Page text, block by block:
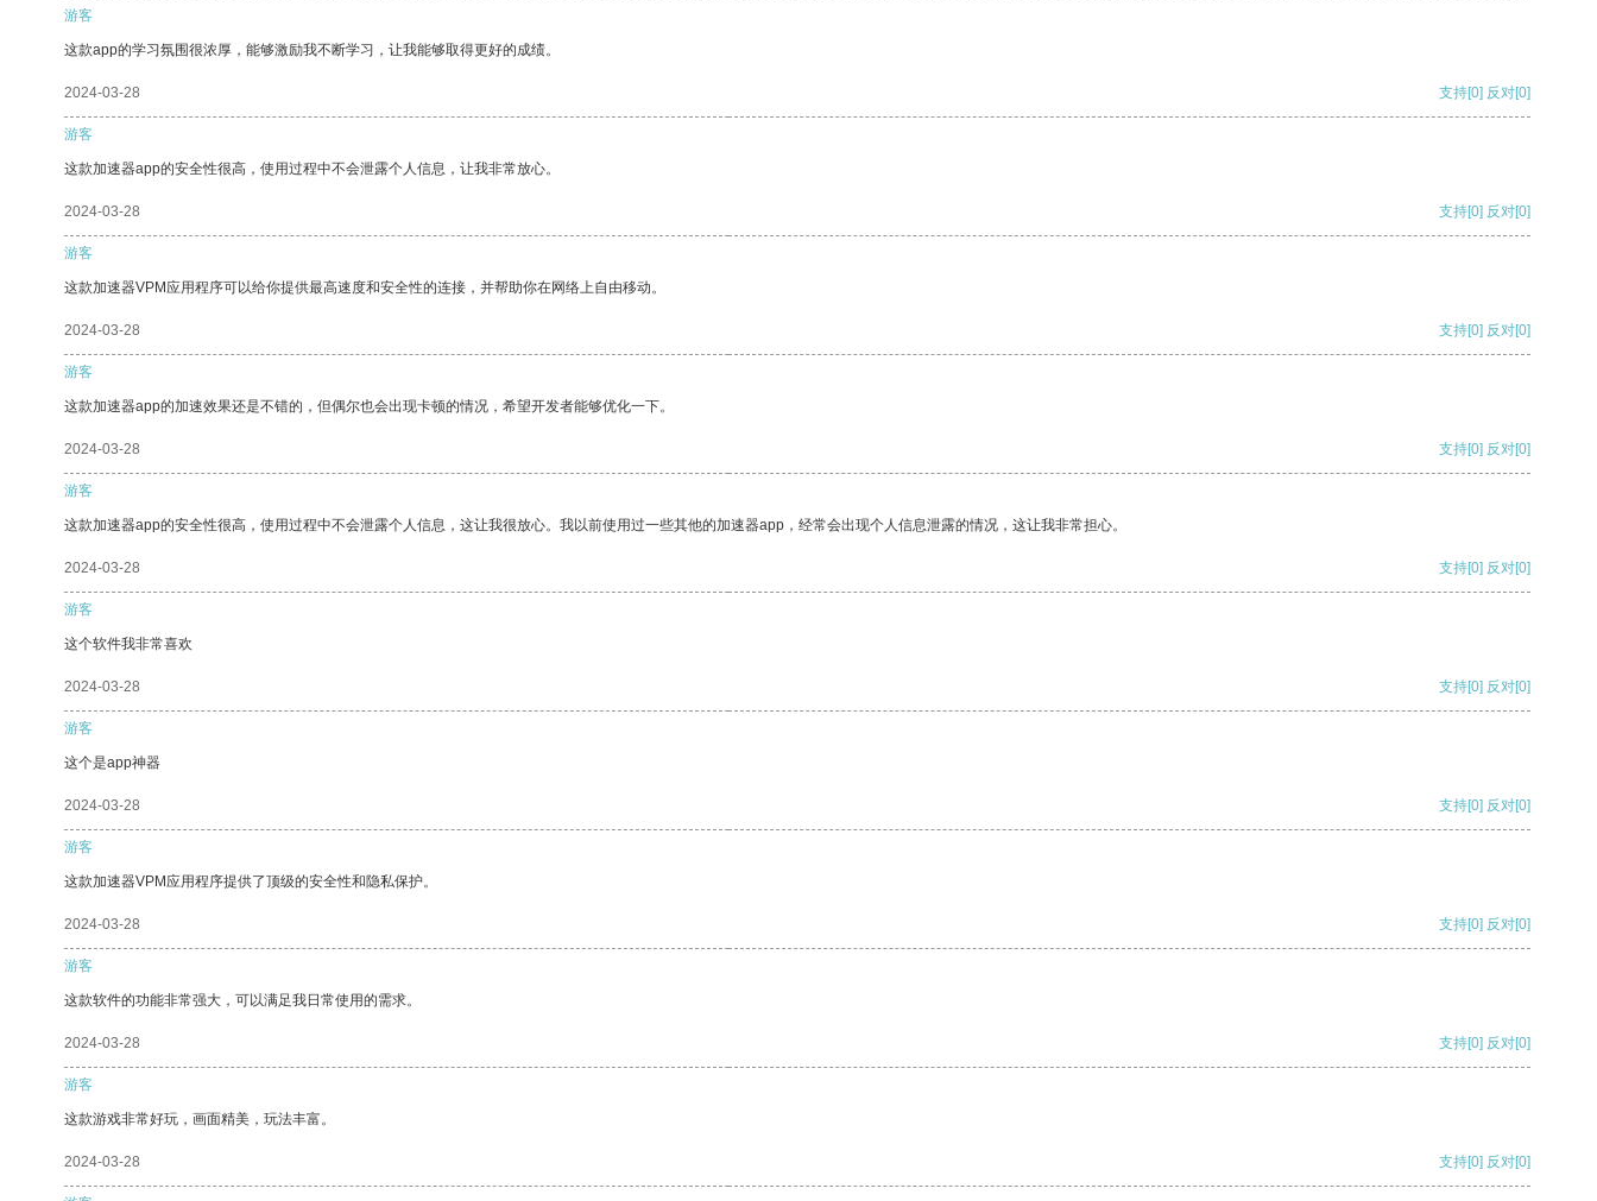
游客
这款app的学习氛围很浓厚，能够激励我不断学习，让我能够取得更好的成绩。
2024-03-28 支持[0] 反对[0]
游客
这款加速器app的安全性很高，使用过程中不会泄露个人信息，让我非常放心。
2024-03-28 支持[0] 反对[0]
游客
这款加速器VPM应用程序可以给你提供最高速度和安全性的连接，并帮助你在网络上自由移动。
2024-03-28 支持[0] 反对[0]
游客
这款加速器app的加速效果还是不错的，但偶尔也会出现卡顿的情况，希望开发者能够优化一下。
2024-03-28 支持[0] 反对[0]
游客
这款加速器app的安全性很高，使用过程中不会泄露个人信息，这让我很放心。我以前使用过一些其他的加速器app，经常会出现个人信息泄露的情况，这让我非常担心。
2024-03-28 支持[0] 反对[0]
游客
这个软件我非常喜欢
2024-03-28 支持[0] 反对[0]
游客
这个是app神器
2024-03-28 支持[0] 反对[0]
游客
这款加速器VPM应用程序提供了顶级的安全性和隐私保护。
2024-03-28 支持[0] 反对[0]
游客
这款软件的功能非常强大，可以满足我日常使用的需求。
2024-03-28 支持[0] 反对[0]
游客
这款游戏非常好玩，画面精美，玩法丰富。
2024-03-28 支持[0] 反对[0]